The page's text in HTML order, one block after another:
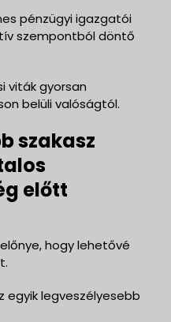
pénzügyi igazgatói
szempontból döntő
viták gyorsan
belüli valóságtól.
szakasz
előtt
hogy lehetővé
egyik legveszélyesebb